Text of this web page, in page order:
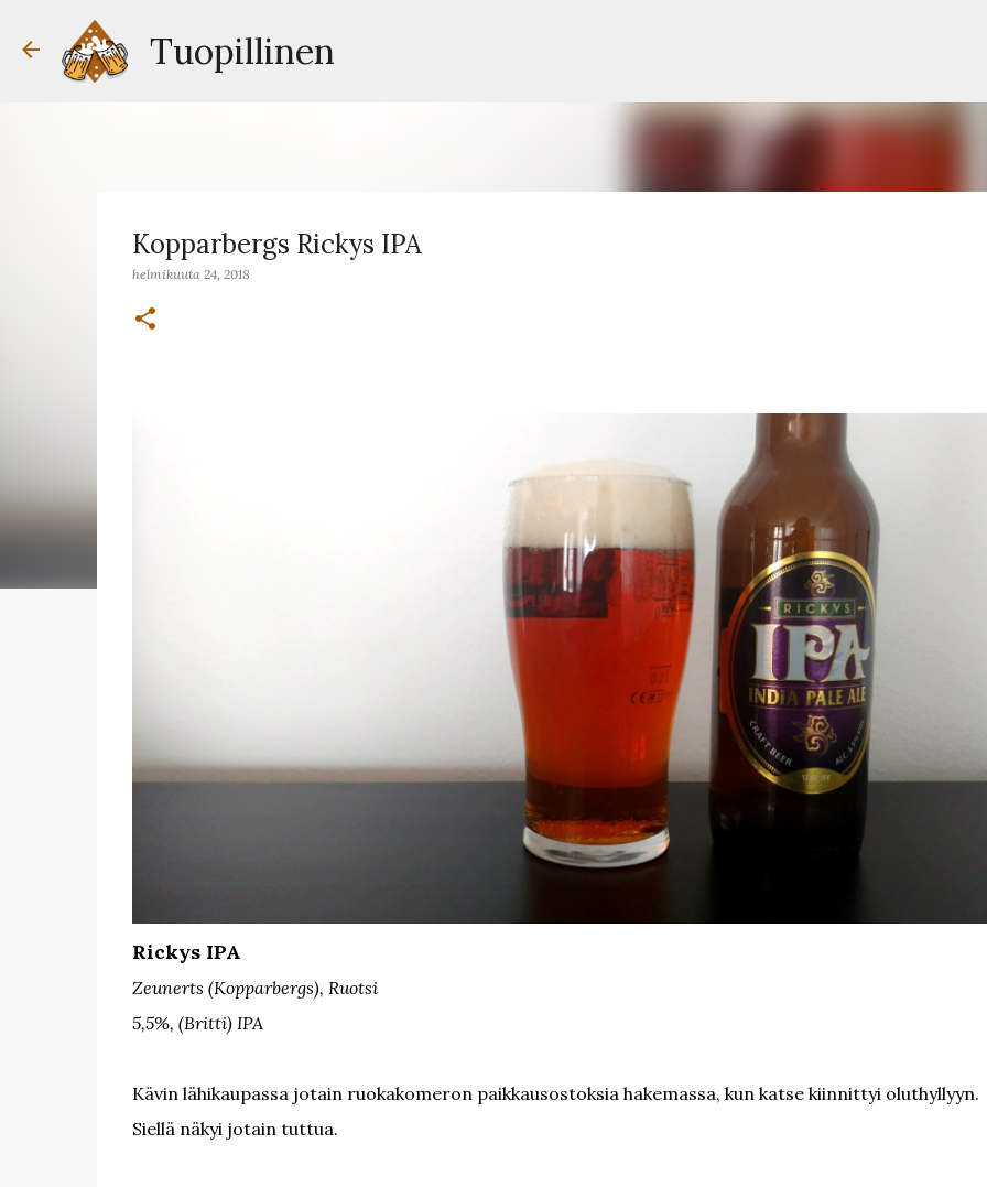
Tuopillinen
Kopparbergs Rickys IPA
helmikuuta 24, 2018
Rickys IPA
Zeunerts (Kopparbergs), Ruotsi
5,5%, (Britti) IPA
Kävin lähikaupassa jotain ruokakomeron paikkausostoksia hakemassa, kun katse kiinnittyi oluthyllyyn.
Siellä näkyi jotain tuttua.